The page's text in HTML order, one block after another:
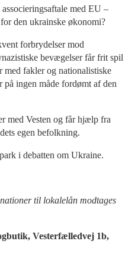
med EU –
den ukrainske økonomi?
forbrydelser mod
bevægelser får frit spil
med fakler og nationalistiske
på ingen måde fordømt af den
med Vesten og får hjælp fra
egen befolkning.
i debatten om Ukraine.
til lokalelån modtages
Vesterfælledvej 1b,